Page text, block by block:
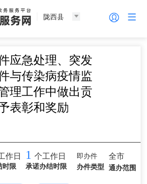
陇西县
应急处理、突发
与传染病疫情监
理工作中做出贡
表彰和奖励
作日
时限
1 个工作日
承诺办结时限
即办件
办件类型
全市
通办范围